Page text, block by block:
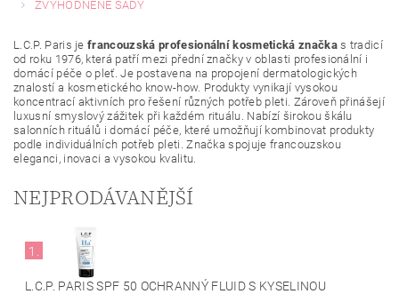
ZVÝHODNĚNÉ SADY
L.C.P. Paris jefrancouzská profesionální kosmetická značkas tradicí
od roku 1976, která patří mezi přední značky v oblasti profesionální i
domácí péče o pleť. Je postavena na propojení dermatologických
znalostí a kosmetického know-how. Produkty vynikají vysokou
koncentrací aktivních pro řešení různých potřeb pleti. Zároveň přinášejí
luxusní smyslový zážitek při každém rituálu. Nabízí širokou škálu
salonních rituálů i domácí péče, které umožňují kombinovat produkty
podle individuálních potřeb pleti. Značka spojuje francouzskou
eleganci, inovaci a vysokou kvalitu.
NEJPRODÁVANĚJŠÍ
1.
L.C.P. PARIS SPF 50 OCHRANNÝ FLUID S KYSELINOU